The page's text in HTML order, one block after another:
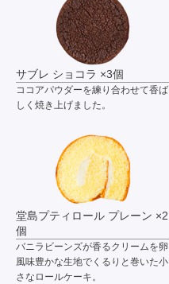
サブレ ショコラ ×3個
ココアパウダーを練り合わせて香ば
しく焼き上げました。
堂島プティロール プレーン ×2
個
バニラビーンズが香るクリームを卵
風味豊かな生地でくるりと巻いた小
さなロールケーキ。